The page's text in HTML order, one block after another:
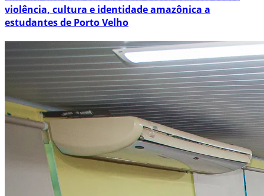
violência, cultura e identidade amazônica a
estudantes de Porto Velho